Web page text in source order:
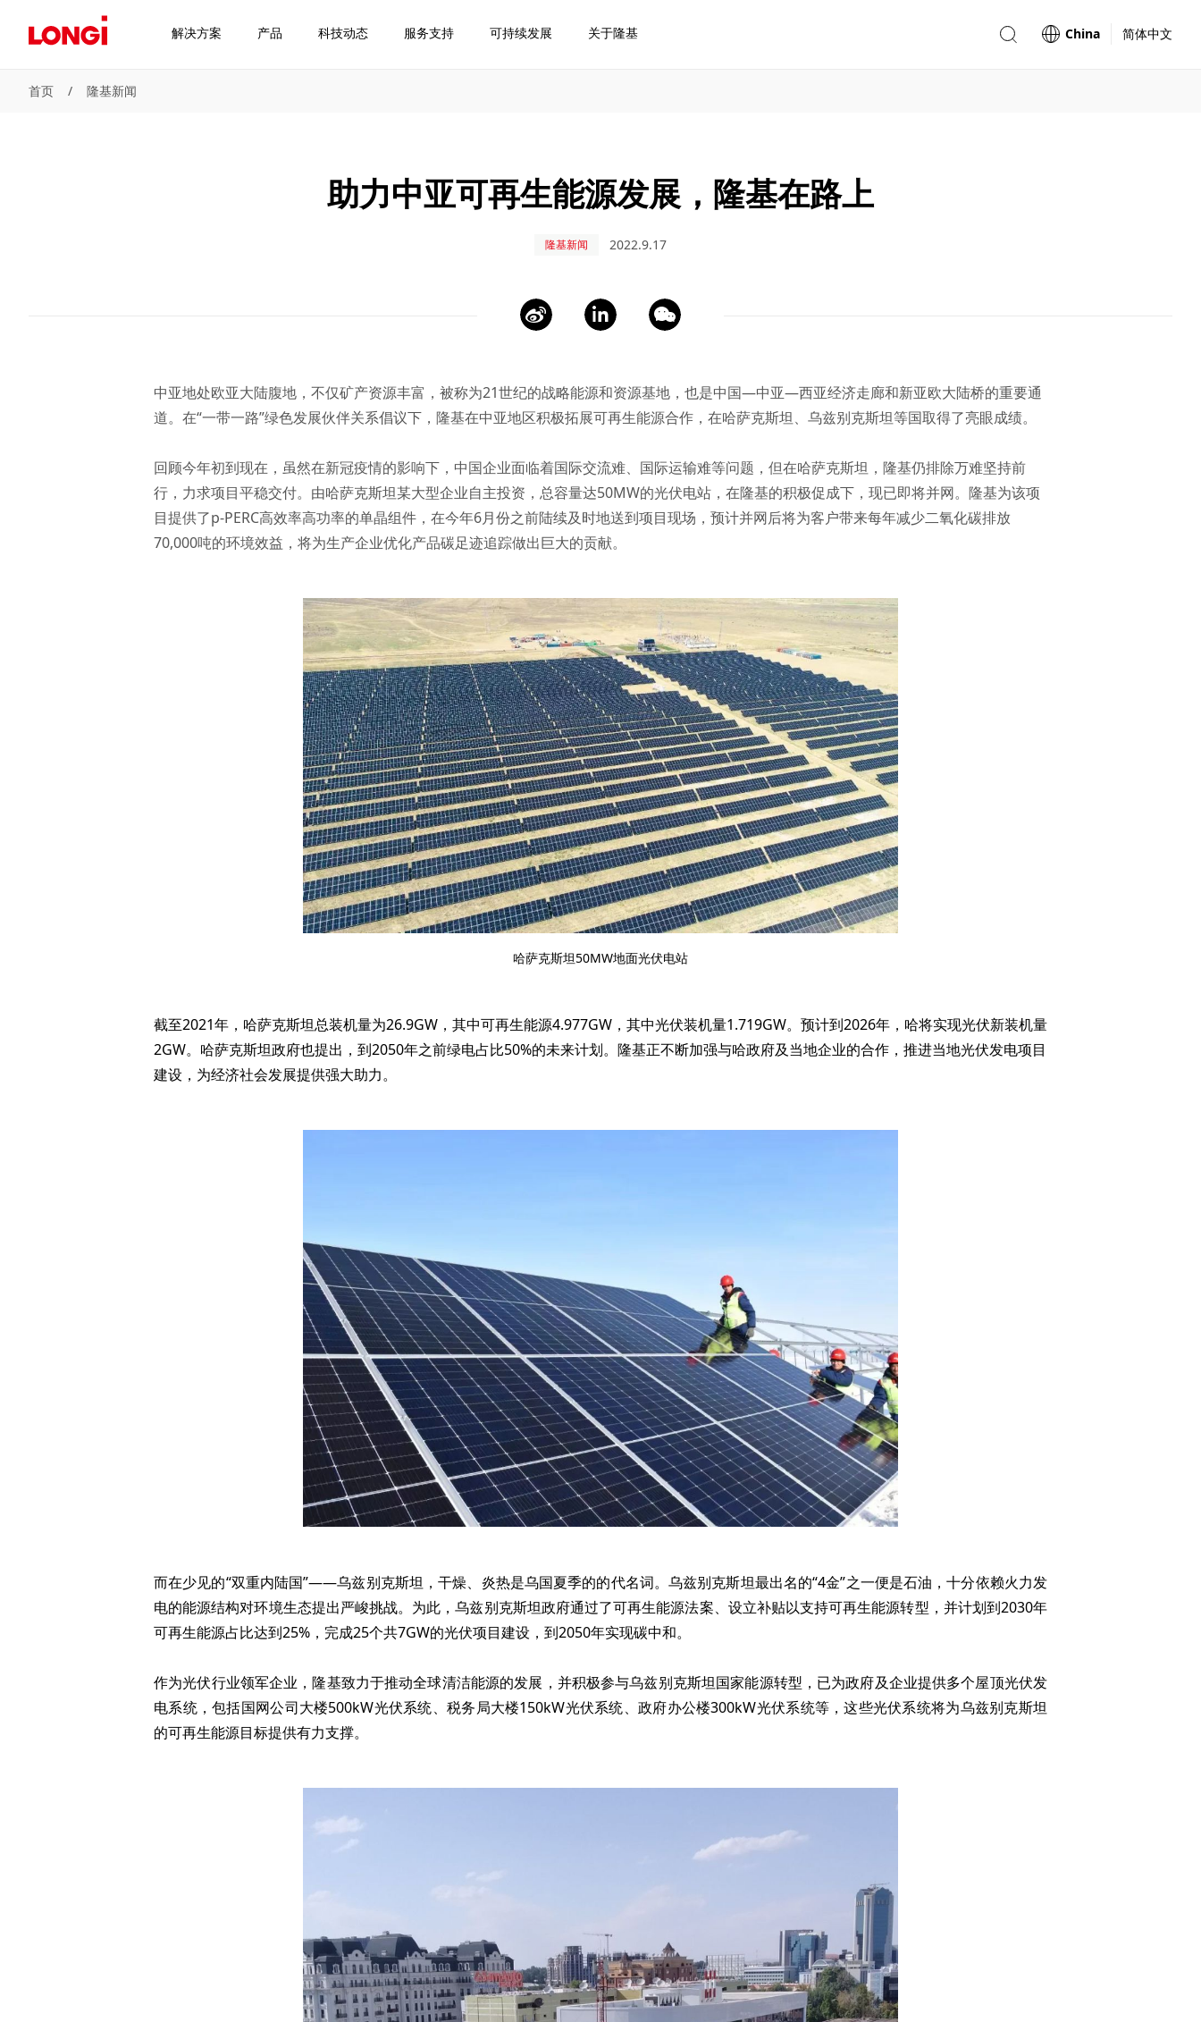
解决方案 产品 科技动态 服务支持 可持续发展 关于隆基 China 简体中文
首页 / 隆基新闻
助力中亚可再生能源发展，隆基在路上
隆基新闻 2022.9.17
中亚地处欧亚大陆腹地，不仅矿产资源丰富，被称为21世纪的战略能源和资源基地，也是中国—中亚—西亚经济走廊和新亚欧大陆桥的重要通
道。在“一带一路”绿色发展伙伴关系倡议下，隆基在中亚地区积极拓展可再生能源合作，在哈萨克斯坦、乌兹别克斯坦等国取得了亮眼成绩。
回顾今年初到现在，虽然在新冠疫情的影响下，中国企业面临着国际交流难、国际运输难等问题，但在哈萨克斯坦，隆基仍排除万难坚持前
行，力求项目平稳交付。由哈萨克斯坦某大型企业自主投资，总容量达50MW的光伏电站，在隆基的积极促成下，现已即将并网。隆基为该项
目提供了p-PERC高效率高功率的单晶组件，在今年6月份之前陆续及时地送到项目现场，预计并网后将为客户带来每年减少二氧化碳排放
70,000吨的环境效益，将为生产企业优化产品碳足迹追踪做出巨大的贡献。
哈萨克斯坦50MW地面光伏电站
截至2021年，哈萨克斯坦总装机量为26.9GW，其中可再生能源4.977GW，其中光伏装机量1.719GW。预计到2026年，哈将实现光伏新装机量
2GW。哈萨克斯坦政府也提出，到2050年之前绿电占比50%的未来计划。隆基正不断加强与哈政府及当地企业的合作，推进当地光伏发电项目
建设，为经济社会发展提供强大助力。
而在少见的“双重内陆国”——乌兹别克斯坦，干燥、炎热是乌国夏季的的代名词。乌兹别克斯坦最出名的“4金”之一便是石油，十分依赖火力发
电的能源结构对环境生态提出严峻挑战。为此，乌兹别克斯坦政府通过了可再生能源法案、设立补贴以支持可再生能源转型，并计划到2030年
可再生能源占比达到25%，完成25个共7GW的光伏项目建设，到2050年实现碳中和。
作为光伏行业领军企业，隆基致力于推动全球清洁能源的发展，并积极参与乌兹别克斯坦国家能源转型，已为政府及企业提供多个屋顶光伏发
电系统，包括国网公司大楼500kW光伏系统、税务局大楼150kW光伏系统、政府办公楼300kW光伏系统等，这些光伏系统将为乌兹别克斯坦
的可再生能源目标提供有力支撑。